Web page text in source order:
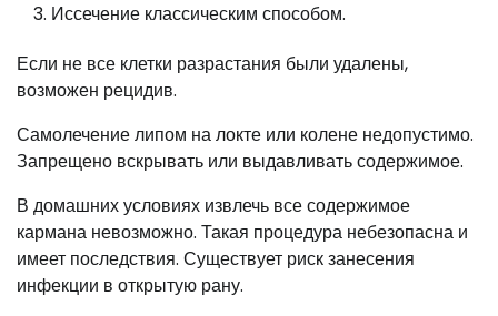
Иссечение классическим способом.
Если не все клетки разрастания были удалены,
возможен рецидив.
Самолечение липом на локте или колене недопустимо.
Запрещено вскрывать или выдавливать содержимое.
В домашних условиях извлечь все содержимое
кармана невозможно. Такая процедура небезопасна и
имеет последствия. Существует риск занесения
инфекции в открытую рану.